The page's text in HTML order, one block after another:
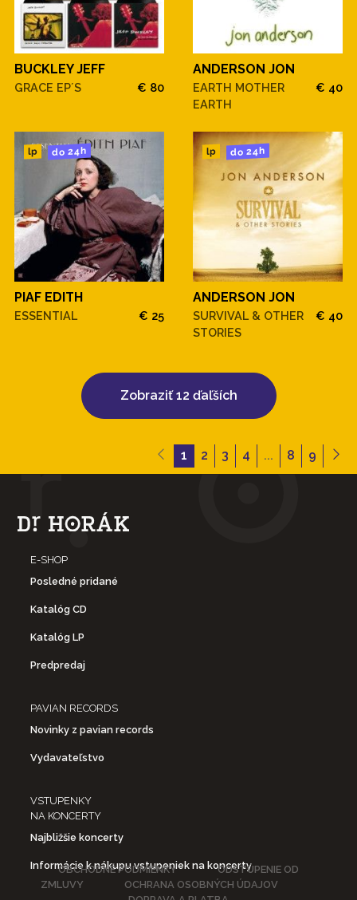
BUCKLEY JEFF
GRACE EP´S € 80
ANDERSON JON
EARTH MOTHER
EARTH
€ 40
lp do 24h
PIAF EDITH
ESSENTIAL € 25
lp do 24h
ANDERSON JON
SURVIVAL & OTHER
STORIES
€ 40
Zobraziť 12 ďaľších
1 2 3 4 ... 8 9
E-SHOP
Posledné pridané
Katalóg CD
Katalóg LP
Predpredaj
PAVIAN RECORDS
Novinky z pavian records
Vydavateľstvo
VSTUPENKY
NA KONCERTY
Najbližšie koncerty
Informácie k nákupu vstupeniek na koncerty
OBCHODNÉ PODMIENKY
ODSTÚPENIE OD
ZMLUVY
OCHRANA OSOBNÝCH ÚDAJOV